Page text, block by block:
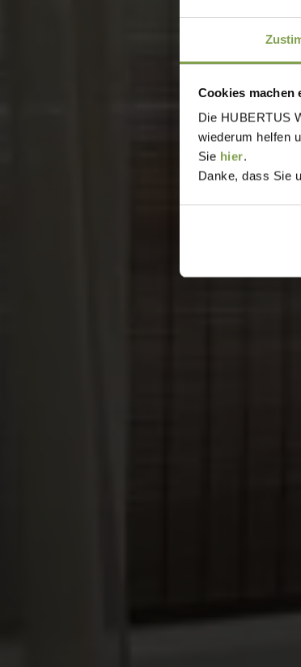
Cookies machen
Die HUBERTUS
wiederum helfen
Sie hier.
Danke, dass Sie